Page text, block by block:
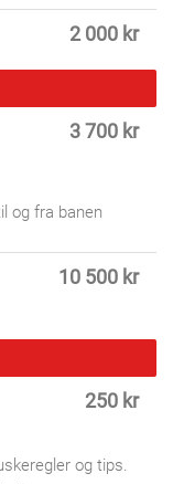
2 000 kr
og fra banen
3 700 kr
10 500 kr
og tips.
250 kr